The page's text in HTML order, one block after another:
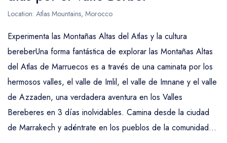
Location: Atlas Mountains, Morocco
Experimenta las Montañas Altas del Atlas y la cultura
bereberUna forma fantástica de explorar las Montañas Altas
del Atlas de Marruecos es a través de una caminata por los
hermosos valles, el valle de Imlil, el valle de Imnane y el valle
de Azzaden, una verdadera aventura en los Valles
Bereberes en 3 días inolvidables. Camina desde la ciudad
de Marrakech y adéntrate en los pueblos de la comunidad...